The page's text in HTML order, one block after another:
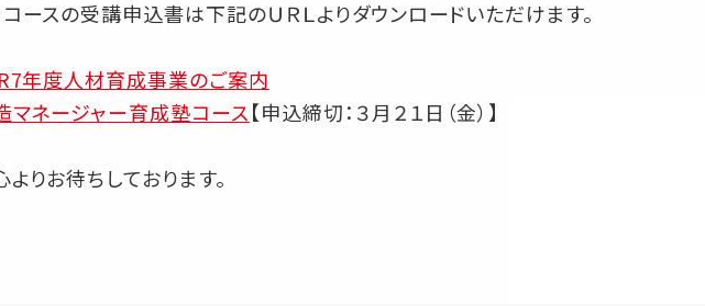
ースの受講申込書は下記のＵＲＬよりダウンロードいただけます。
R7年度人材育成事業のご案内
ネージャー育成塾コース【申込締切：３月２１日（金）】
りお待ちしております。